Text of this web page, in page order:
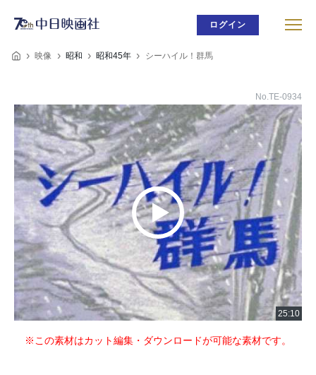
ログイン
映像 昭和 昭和45年 シーハイル！群馬
No.TE-0934
※この素材はカット編集・ダウンロードが可能な素材です。